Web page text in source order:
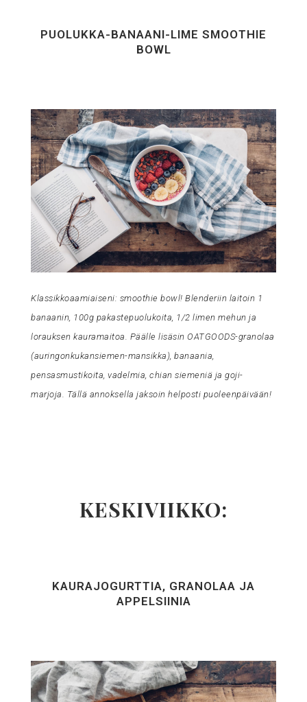
PUOLUKKA-BANAANI-LIME SMOOTHIE
BOWL
Klassikkoaamiaiseni: smoothie bowl! Blenderiin laitoin 1
banaanin, 100g pakastepuolukoita, 1/2 limen mehun ja
lorauksen kauramaitoa. Päälle lisäsin OATGOODS-granolaa
(auringonkukansiemen-mansikka), banaania,
pensasmustikoita, vadelmia, chian siemeniä ja goji-
marjoja. Tällä annoksella jaksoin helposti puoleenpäivään!
KESKIVIIKKO:
KAURAJOGURTTIA, GRANOLAA JA
APPELSIINIA